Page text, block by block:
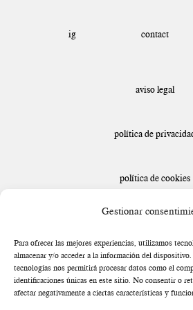
Gestionar
Para ofrecer las mejores experiencias, utilizamos
almacenar y/o acceder a la información del
tecnologías nos permitirá procesar datos como el
identificaciones únicas en este sitio. No consentir o
afectar negativamente a ciertas características y
ig contact
aviso legal
política de
política de cookies